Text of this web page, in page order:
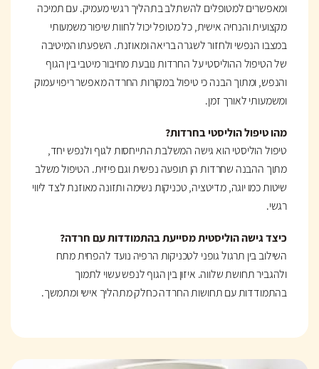
ומאפשרים למטופלים להשתלב בתהליך רגשי מעמיק. עם תמיכה
מקצועית והנחיה אישית, כל מטופל יכול לחוות שיפור משמעותי
במצבו הנפשי ולחזור לשגרה בריאה ומאוזנת. השפעתו המיטיבה
של הטיפול ההוליסטי על החרדות נובעת מחיבור מיטבי בין הגוף
והנפש, ומתוך הבנה כי טיפול במקורות החרדה מאפשר ריפוי עמוק
ומשמעותי לאורך זמן.
מהו טיפול הוליסטי בחרדות?
טיפול הוליסטי הוא גישה המשלבת התייחסות לגוף ולנפש יחד,
מתוך ההבנה שחרדות הן תופעה נפשית וגם פיזית. הטיפול משלב
שיטות כמו יוגה, מדיטציה, טכניקות נשימה ותזונה מאוזנת לצד ליווי
רגשי.
כיצד גישה הוליסטית מסייעת בהתמודדות עם חרדה?
השילוב בין תרגול גופני לטכניקות הרפיה נועד להפחית מתח
ולהגביר תחושת שלווה. איזון בין הגוף לנפש עשוי לתמוך
בהתמודדות עם תחושות החרדה כחלק מתהליך אישי ומתמשך.